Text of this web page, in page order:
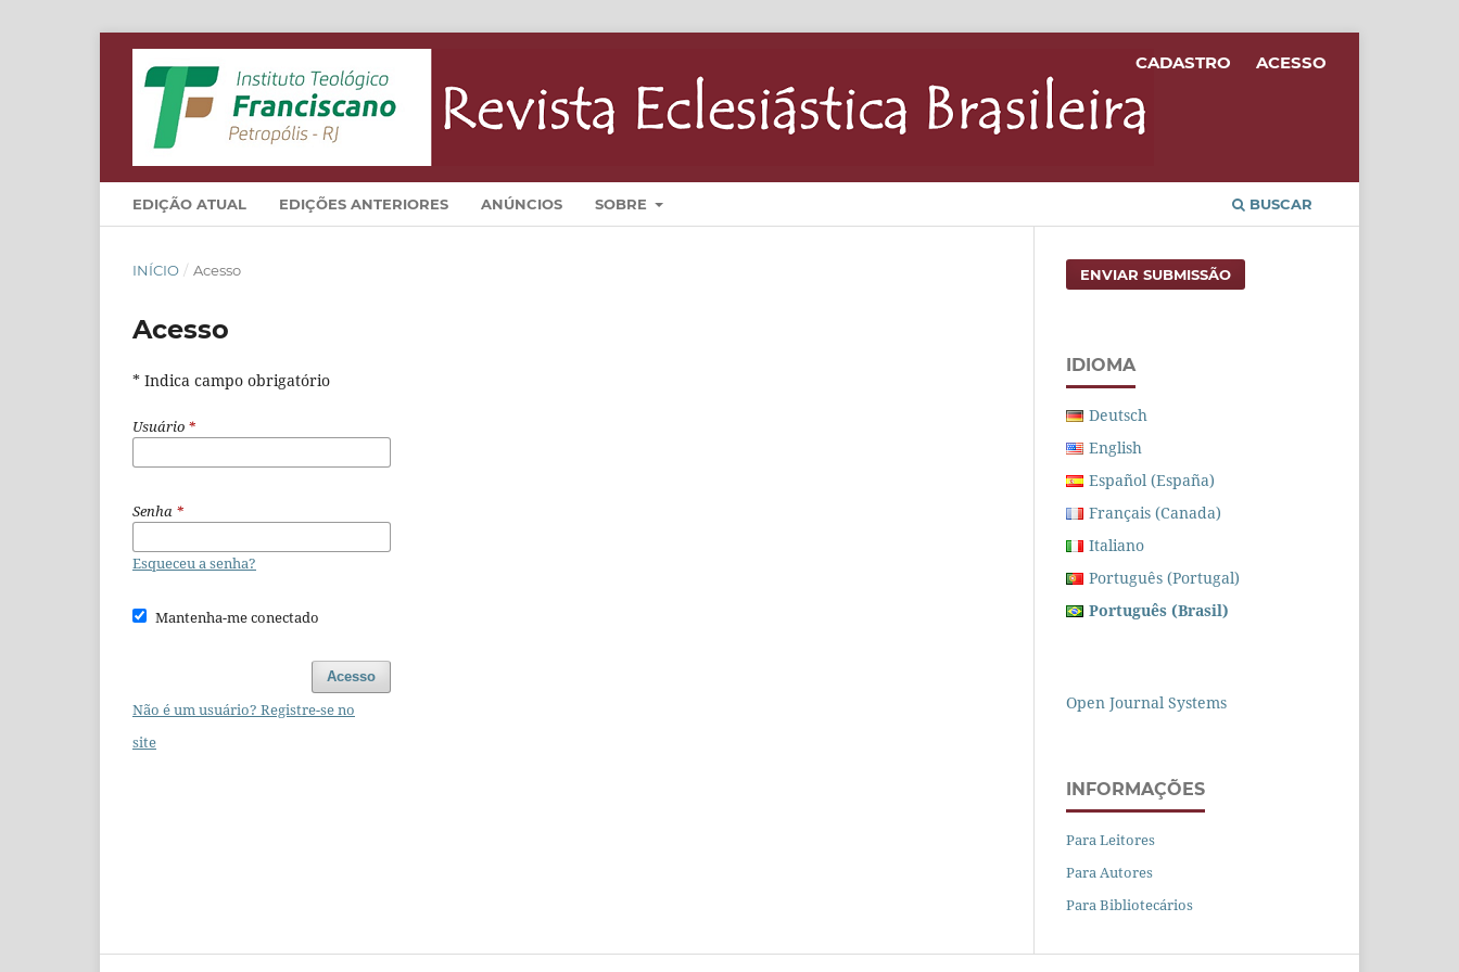
EDIÇÃO ATUAL EDIÇÕES ANTERIORES ANÚNCIOS SOBRE BUSCAR
CADASTRO ACESSO
INÍCIO / Acesso
Acesso
* Indica campo obrigatório
Usuário *
Senha *
Esqueceu a senha?
Mantenha-me conectado
Acesso
Não é um usuário? Registre-se no
site
ENVIAR SUBMISSÃO
IDIOMA
Deutsch
English
Español (España)
Français (Canada)
Italiano
Português (Portugal)
Português (Brasil)
Open Journal Systems
INFORMAÇÕES
Para Leitores
Para Autores
Para Bibliotecários